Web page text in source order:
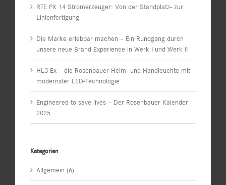
RTE PX 14 Stromerzeuger: Von der Standplatz- zur
Linienfertigung
Die Marke erlebbar machen – Ein Rundgang durch
unsere neue Brand Experience in Werk I und Werk II
HL3 Ex – die Rosenbauer Helm- und Handleuchte mit
modernster LED-Technologie
Engineered to save lives – Der Rosenbauer Kalender
2025
Kategorien
Allgemein (6)